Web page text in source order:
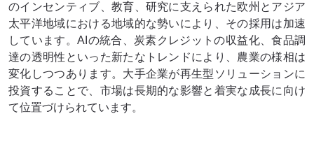
のインセンティブ、教育、研究に支えられた欧州とアジア
太平洋地域における地域的な勢いにより、その採用は加速
しています。AIの統合、炭素クレジットの収益化、食品調
達の透明性といった新たなトレンドにより、農業の様相は
変化しつつあります。大手企業が再生型ソリューションに
投資することで、市場は長期的な影響と着実な成長に向け
て位置づけられています。